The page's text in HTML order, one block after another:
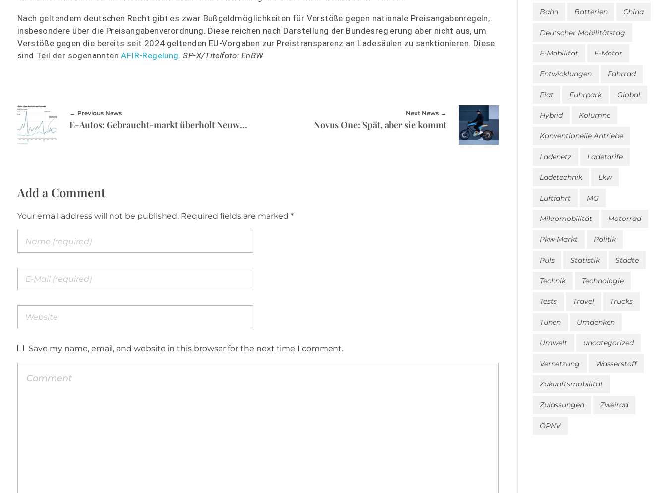
Nach geltendem deutschen Recht gibt es zwar Bußgeldmöglichkeiten für Verstöße gegen nationale Preisangabenregeln,
insbesondere über die Preisangabenverordnung. Diese reichen nach Darstellung der Bundesregierung aber nicht aus, um
Verstöße gegen die bereits seit 2024 geltenden EU-Vorgaben zur Preistransparenz an Ladesäulen zu sanktionieren. Diese
sind Teil der sogenanntenAFIR-Regelung.SP-X/Titelfoto: EnBW
Previous News
E-Autos: Gebraucht-markt überholt Neuwagenmarkt
Next News
Novus One: Spät, aber sie kommt
Add a Comment
Your email address will not be published. Required fields are marked *
Save my name, email, and website in this browser for the next time I comment.
Bahn Batterien China
Deutscher Mobilitätstag
E-Mobilität E-Motor
Entwicklungen Fahrrad
Fiat Fuhrpark Global
Hybrid Kolumne
Konventionelle Antriebe
Ladenetz Ladetarife
Ladetechnik Lkw
Luftfahrt MG
Mikromobilität Motorrad
Pkw-Markt Politik
Puls Statistik Städte
Technik Technologie
Tests Travel Trucks
Tunen Umdenken
Umwelt uncategorized
Vernetzung Wasserstoff
Zukunftsmobilität
Zulassungen Zweirad
ÖPNV